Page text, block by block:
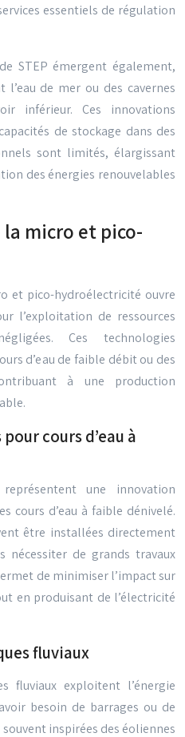
essentiels de régulation
STEP émergent également,
de mer ou des cavernes
inférieur. Ces innovations
de stockage dans des
sont limités, élargissant
des énergies renouvelables
micro et pico-
et pico-hydroélectricité ouvre
l’exploitation de ressources
Ces technologies
d’eau de faible débit ou des
à une production
cours d’eau à
une innovation
cours d’eau à faible dénivelé.
être installées directement
de grands travaux
de minimiser l’impact sur
en produisant de l’électricité
fluviaux
fluviaux exploitent l’énergie
besoin de barrages ou de
inspirées des éoliennes